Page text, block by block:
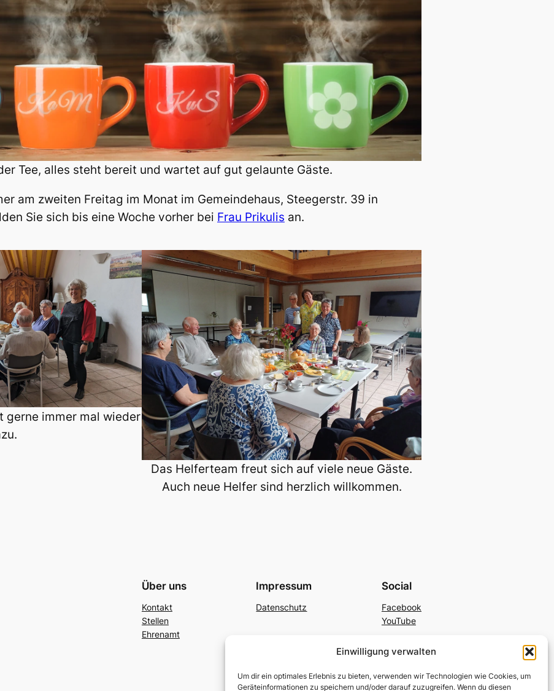
Einwilligung verwalten
Um dir ein optimales Erlebnis zu bieten, verwenden wir Technologien wie Cookies, um
Geräteinformationen zu speichern und/oder darauf zuzugreifen. Wenn du diesen
Tee, alles steht bereit und wartet auf gut gelaunte Gäste.
am zweiten Freitag im Monat im Gemeindehaus, Steegerstr. 39 in
Sie sich bis eine Woche vorher bei Frau Prikulis an.
gerne immer mal wieder
Das Helferteam freut sich auf viele neue Gäste.
Auch neue Helfer sind herzlich willkommen.
Über uns
Kontakt
Stellen
Ehrenamt
Impressum
Datenschutz
Social
Facebook
YouTube